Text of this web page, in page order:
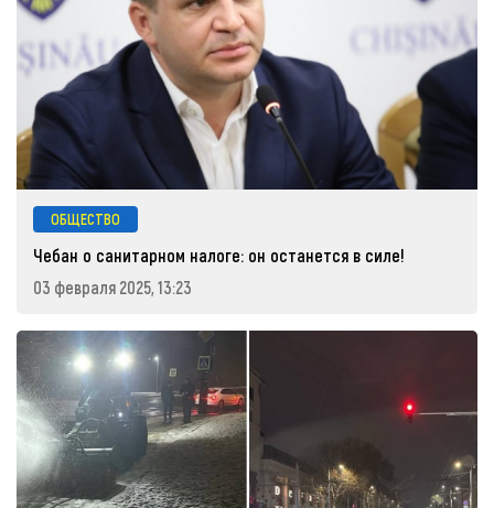
ОБЩЕСТВО
Чебан о санитарном налоге: он останется в силе!
03 февраля 2025, 13:23